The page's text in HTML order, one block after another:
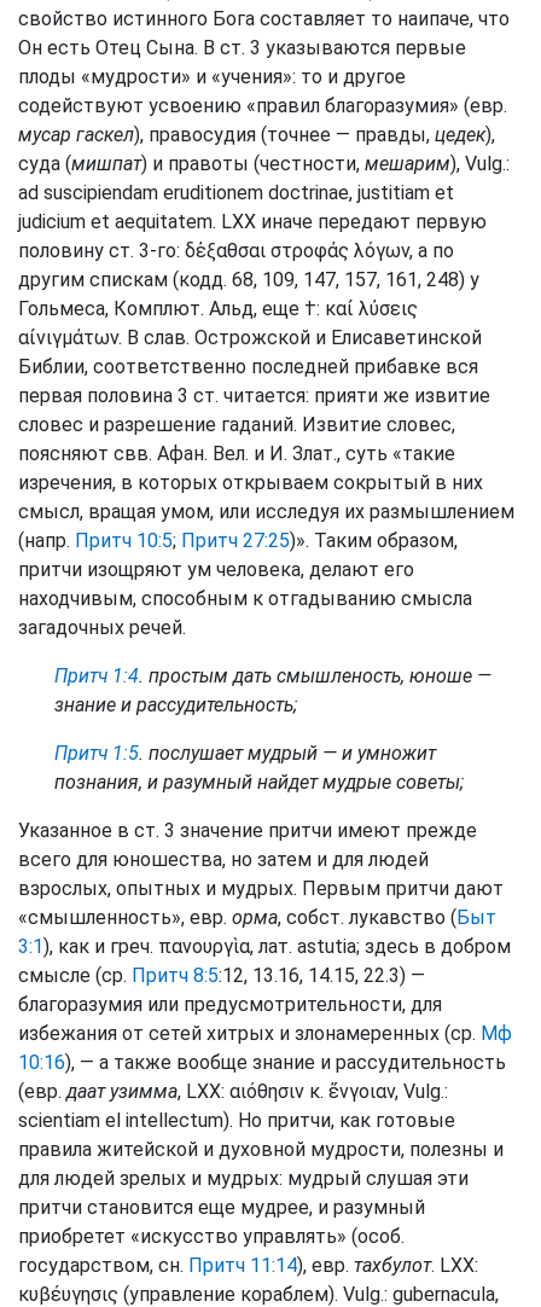
свойство истинного Бога составляет то наипаче, что
Он есть Отец Сына. В ст. 3 указываются первые
плоды «мудрости» и «учения»: то и другое
содействуют усвоению «правил благоразумия» (евр.
мусар гаскел), правосудия (точнее — правды, цедек),
суда (мишпат) и правоты (честности, мешарим), Vulg.:
ad suscipiendam eruditionem doctrinae, justitiam et
judicium et aequitatem. LXX иначе передают первую
половину ст. 3-го: δἐξαθσαι στροφάς λόγων, а по
другим спискам (кодд. 68, 109, 147, 157, 161, 248) у
Гольмеса, Комплют. Альд, еще †: καί λὐσεις
αίνιγμάτων. В слав. Острожской и Елисаветинской
Библии, соответственно последней прибавке вся
первая половина 3 ст. читается: прияти же извитие
словес и разрешение гаданий. Извитие словес,
поясняют свв. Афан. Вел. и И. Злат., суть «такие
изречения, в которых открываем сокрытый в них
смысл, вращая умом, или исследуя их размышлением
(напр. Притч 10:5; Притч 27:25)». Таким образом,
притчи изощряют ум человека, делают его
находчивым, способным к отгадыванию смысла
загадочных речей.
Притч 1:4. простым дать смышленость, юноше —
знание и рассудительность;
Притч 1:5. послушает мудрый — и умножит
познания, и разумный найдет мудрые советы;
Указанное в ст. 3 значение притчи имеют прежде
всего для юношества, но затем и для людей
взрослых, опытных и мудрых. Первым притчи дают
«смышленность», евр. орма, собст. лукавство (Быт
3:1), как и греч. πανουργὶα, лат. astutia; здесь в добром
смысле (ср. Притч 8:5:12, 13.16, 14.15, 22.3) —
благоразумия или предусмотрительности, для
избежания от сетей хитрых и злонамеренных (ср. Мф
10:16), — а также вообще знание и рассудительность
(евр.даат узимма, LXX: αιόθησιν κ. ἔνγοιαν, Vulg.:
scientiam el intellectum). Но притчи, как готовые
правила житейской и духовной мудрости, полезны и
для людей зрелых и мудрых: мудрый слушая эти
притчи становится еще мудрее, и разумный
приобретет «искусство управлять» (особ.
государством, сн. Притч 11:14), евр. тахбулот. LXX:
κυβέυγησις (управление кораблем). Vulg.: gubernacula,